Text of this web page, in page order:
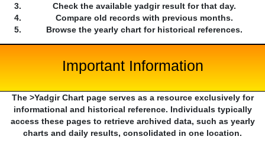
Check the available yadgir result for that day.
Compare old records with previous months.
Browse the yearly chart for historical references.
Important Information
The >Yadgir Chart page serves as a resource exclusively for
informational and historical reference. Individuals typically
access these pages to retrieve archived data, such as yearly
charts and daily results, consolidated in one location.